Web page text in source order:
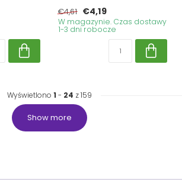
€4,61 €4,19
W magazynie. Czas dostawy
1-3 dni robocze
Wyświetlono 1 - 24 z 159
Show more